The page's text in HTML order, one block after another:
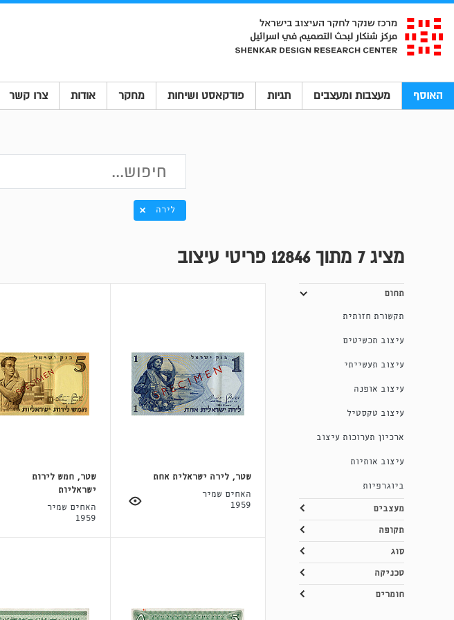
האוסף מעצבות ומעצבים תגיות פודקאסט ושיחות מחקר אודות צרו קשר
לירה
מציג7 מתוך 12846 פריטי עיצוב
תחום
תקשורת חזותית
עיצוב תכשיטים
עיצוב תעשייתי
עיצוב אופנה
עיצוב טקסטיל
ארכיון תערוכות עיצוב
עיצוב אותיות
ביוגרפיות
מעצבים
תקופה
סוג
טכניקה
חומרים
שטר, לירה ישראלית אחת
האחים שמיר
1959
שטר, חמש לירות
ישראליות
האחים שמיר
1959